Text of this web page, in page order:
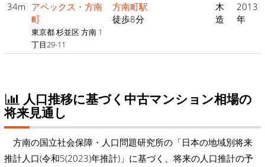
34m アペックス・方南
町
東京都 杉並区 方南 1
丁目29-11
方南町駅
徒歩8分
木
造
2013
年
人口推移に基づく中古マンション相場の
将来見通し
方南の国立社会保障・人口問題研究所の「日本の地域別将来
推計人口(令和5(2023)年推計)」に基づく、将来の人口推計の予